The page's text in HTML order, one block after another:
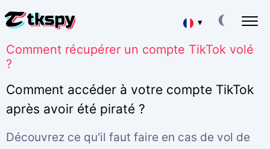
▾
Deutsch
Español
中文
English
PIRATER LES CHATS TIKTOK
RESTAURER TIKTOK
Récupérer un chat supprimé en ligne
Savoir où se trouve une personne
Comment récupérer un compte TikTok volé
?
Comment accéder à votre compte TikTok
après avoir été piraté ?
Découvrez ce qu'il faut faire en cas de vol de